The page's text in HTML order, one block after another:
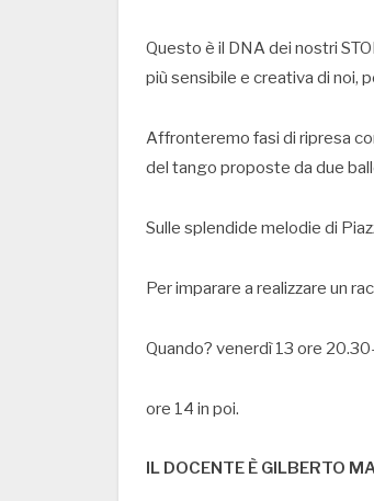
Questo è il DNA dei nostri
più sensibile e creativa di
Affronteremo fasi di ripresa
del tango proposte da due
Sulle splendide melodie di
Per imparare a realizzare un
Quando? venerdì 13 ore
ore 14 in poi.
IL DOCENTE È GILBERTO